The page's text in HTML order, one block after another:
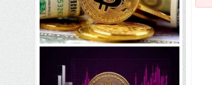
رقابت پنهان دولت‌ها بر سر بیت‌کوین/
۱۰ کشور برتر کدامند؟